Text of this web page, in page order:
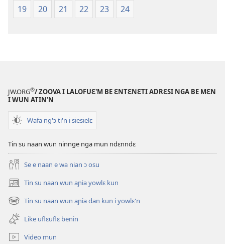
19
20 21 22 23 24
JW.ORG®/ ZOOVA I LALOFUƐ'M BE ƐNTƐNƐTI ADRƐSI NGA BE MƐN
I WUN ATIN'N
Wafa ng'ɔ ti'n i siesielɛ
Tin su naan wun ninnge nga mun ndɛnndɛ
Se e naan e wa nian ɔ osu
Tin su naan wun aɲia yowlɛ kun
(opens
new
window)
Tin su naan wun aɲia dan kun i yowlɛ'n
(opens
new
window)
Like uflɛuflɛ benin
Video mun